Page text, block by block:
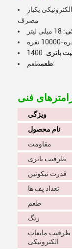
یکبار
مصرف
: 18 میلی لیتر
باتری
طعمطعم:
ویژگی
نام محصول
مقاومت
ظرفیت باتری
قدرت نیکوتین
تعداد پف ها
طعم
رنگ
ظرفیت مایعات
الکترونیکی